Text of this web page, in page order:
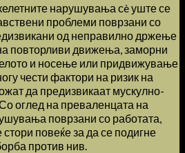
нарушувања сè уште се
проблеми поврзани со
од неправилно држење
повторливи движења, заморни
и носење или придвижување
чести фактори на ризик на
да предизвикаат мускулно-
оглед на преваленцата на
поврзани со работата,
стори повеќе за да се подигне
против нив.